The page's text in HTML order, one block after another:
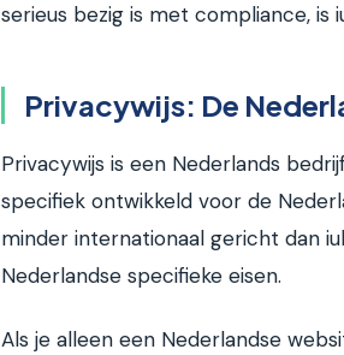
serieus bezig is met compliance, is
Privacywijs: De
Privacywijs is een Nederlands
specifiek ontwikkeld voor de
minder internationaal gericht dan
Nederlandse specifieke eisen.
Als je alleen een Nederlandse